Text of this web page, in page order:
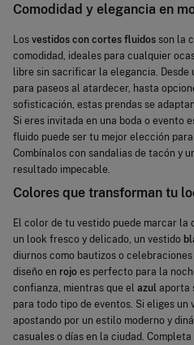
Comodidad y elegancia en
Los vestidos con cortes fluidos son la
comodidad, ideales para cualquier
libre sin sacrificar la elegancia.
para paseos al atardecer, hasta
sofisticación, estas prendas se
Si eres invitada en una boda o evento
fluido puede ser tu mejor elección
Combínalos con sandalias de tacón y
resultado impecable.
Colores que transforman tu
El color de tu vestido puede marcar
un look fresco y delicado, un vestido
diurnos como bautizos o
diseño en rojo es perfecto para la
confianza, mientras que el azul aporta
para todo tipo de eventos. Si eliges un
apostando por un estilo moderno y
casuales o días en la ciudad.